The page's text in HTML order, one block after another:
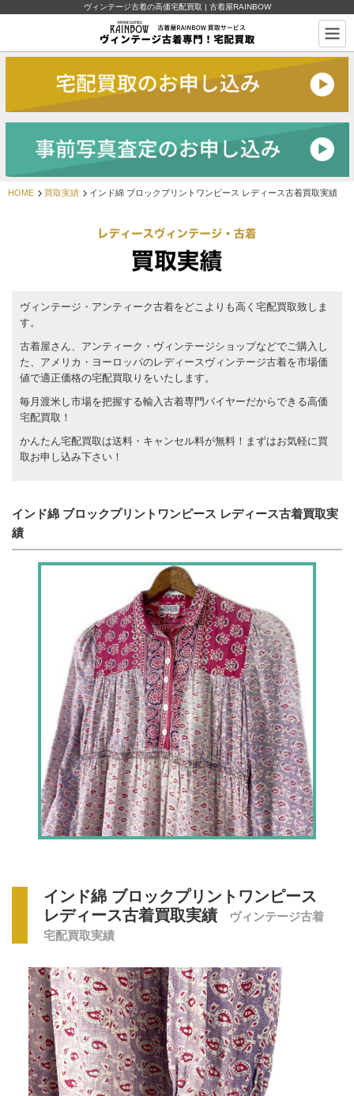
ヴィンテージ古着の高価宅配買取 | 古着屋RAINBOW
HOME 買取実績 インド綿 ブロックプリントワンピース レディース古着買取実績
ヴィンテージ・アンティーク古着をどこよりも高く宅配買取致しま
す。
古着屋さん、アンティーク・ヴィンテージショップなどでご購入し
た、アメリカ・ヨーロッパのレディースヴィンテージ古着を市場価
値で適正価格の宅配買取りをいたします。
毎月渡米し市場を把握する輸入古着専門バイヤーだからできる高価
宅配買取！
かんたん宅配買取は送料・キャンセル料が無料！まずはお気軽に買
取お申し込み下さい！
インド綿 ブロックプリントワンピース レディース古着買取実
績
インド綿 ブロックプリントワンピース
レディース古着買取実績
ヴィンテージ古着
宅配買取実績